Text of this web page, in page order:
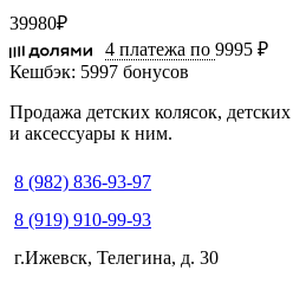
39980₽
4 платежа по 9995 ₽
Кешбэк: 5997 бонусов
Продажа детских колясок,
и аксессуары к ним.
8 (982) 836-93-97
8 (919) 910-99-93
г.Ижевск, Телегина, д. 30